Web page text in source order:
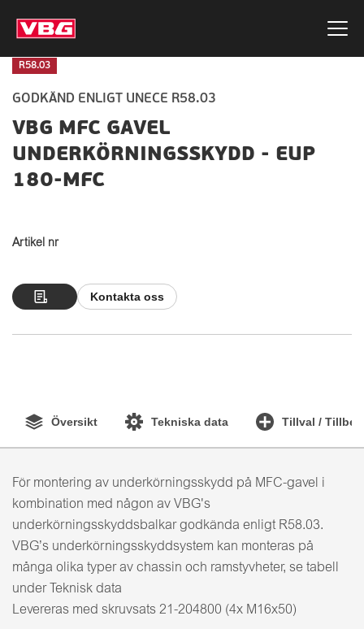
R58.03
GODKÄND ENLIGT UNECE R58.03
VBG MFC GAVEL
UNDERKÖRNINGSSKYDD - EUP
180-MFC
Artikel nr
Kontakta oss
Översikt Tekniska data Tillval /
För montering av underkörningsskydd på MFC-gavel i
kombination med någon av VBG's
underkörningsskyddsbalkar godkända enligt R58.03.
VBG’s underkörningsskyddsystem kan monteras på
många olika typer av chassin och ramstyvheter, se tabell
under Teknisk data
Levereras med skruvsats 21-204800 (4x M16x50)